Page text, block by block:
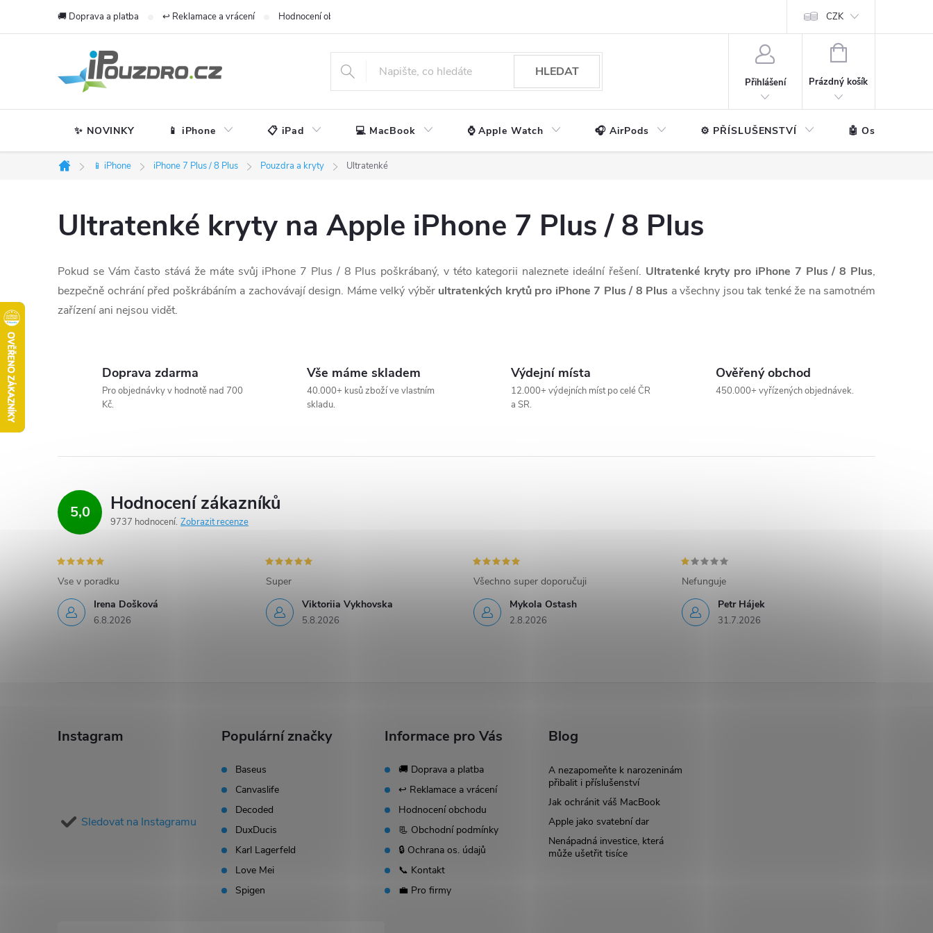
🚚 Doprava a platba ↩️ Reklamace a vrácení Hodnocení obchodu CZK
HLEDAT
Přihlášení
NÁKUPNÍ
Prázdný košík
✨ NOVINKY 📱 iPhone 📋 iPad 💻 MacBook ⌚ Apple Watch 🎧 AirPods ⚙️ PŘÍSLUŠENSTVÍ 🤖 Ostatní
Domů
📱 iPhone iPhone 7 Plus / 8 Plus Pouzdra a kryty Ultratenké
Ultratenké kryty na Apple iPhone 7 Plus / 8 Plus
Pokud se Vám často stává že máte svůj iPhone 7 Plus / 8 Plus poškrábaný, v této kategorii naleznete ideální řešení. Ultratenké kryty pro iPhone 7 Plus / 8 Plus,
bezpečně ochrání před poškrábáním a zachovávají design. Máme velký výběr ultratenkých krytů pro iPhone 7 Plus / 8 Plus a všechny jsou tak tenké že na samotném
zařízení ani nejsou vidět.
Doprava zdarma
Pro objednávky v hodnotě nad 700
Kč.
Vše máme skladem
40.000+ kusů zboží ve vlastním
skladu.
Výdejní místa
12.000+ výdejních míst po celé ČR
a SR.
Ověřený obchod
450.000+ vyřízených objednávek.
5,0 Hodnocení zákazníků
9737 hodnocení Zobrazit recenze
Irena Došková
6.8.2026
Vse v poradku
Viktoriia Vykhovska
5.8.2026
Super
Mykola Ostash
2.8.2026
Všechno super doporučuji
Petr Hájek
31.7.2026
Nefunguje
Instagram
Sledovat na Instagramu
Populární značky
Baseus
Canvaslife
Decoded
DuxDucis
Karl Lagerfeld
Love Mei
Spigen
Informace pro Vás
🚚 Doprava a platba
↩️ Reklamace a vrácení
Hodnocení obchodu
📃 Obchodní podmínky
🔒 Ochrana os. údajů
📞 Kontakt
💼 Pro firmy
Blog
A nezapomeňte k narozeninám
přibalit i příslušenství
Jak ochránit váš MacBook
Apple jako svatební dar
Nenápadná investice, která
může ušetřit tisíce